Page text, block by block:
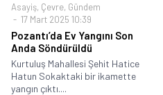
Asayiş, Çevre, Gündem
17 Mart 2025 10:39
Pozantı’da Ev Yangını Son
Anda Söndürüldü
Kurtuluş Mahallesi Şehit Hatice
Hatun Sokaktaki bir ikamette
yangın çıktı....